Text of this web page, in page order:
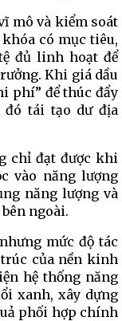
mô và kiểm soát
có mục tiêu,
đủ linh hoạt để
Khi giá dầu
phí” để thúc đẩy
đó tái tạo dư địa
chỉ đạt được khi
vào năng lượng
năng lượng và
ngoài.
mức độ tác
của nền kinh
hệ thống năng
xanh, xây dựng
phối hợp chính